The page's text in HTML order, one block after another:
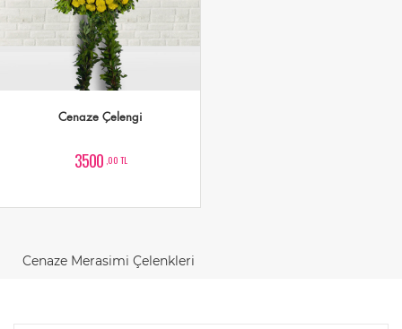
Cenaze Çelengi
3500 ,00 TL
Cenaze Merasimi Çelenkleri